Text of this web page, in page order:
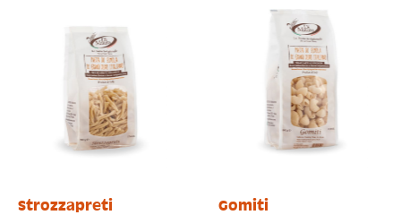
Strozzapreti Gomiti